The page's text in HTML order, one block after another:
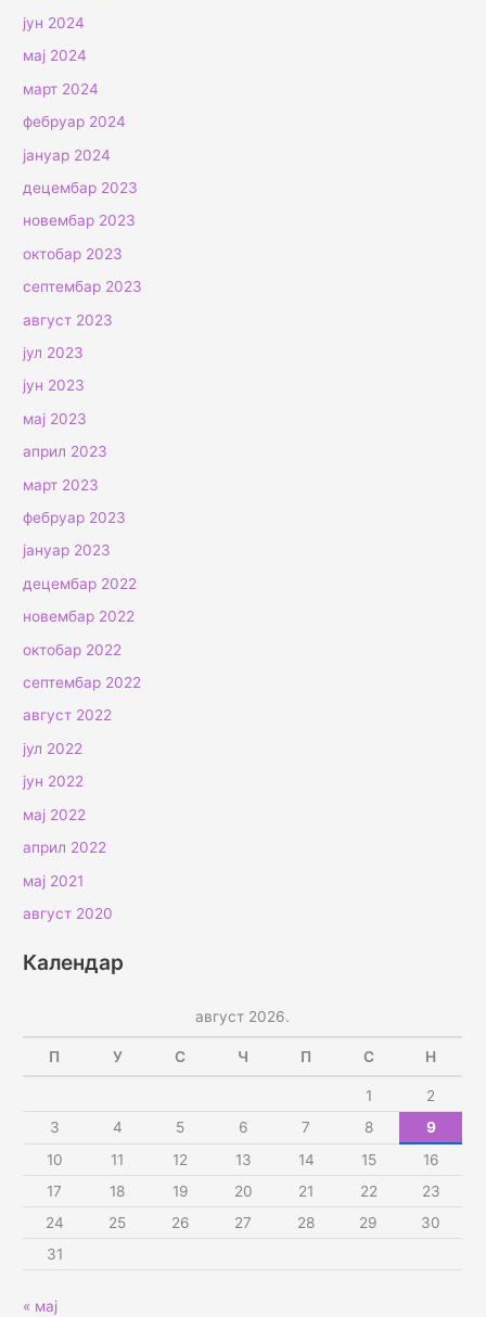
јун 2024
мај 2024
март 2024
фебруар 2024
јануар 2024
децембар 2023
новембар 2023
октобар 2023
септембар 2023
август 2023
јул 2023
јун 2023
мај 2023
април 2023
март 2023
фебруар 2023
јануар 2023
децембар 2022
новембар 2022
октобар 2022
септембар 2022
август 2022
јул 2022
јун 2022
мај 2022
април 2022
мај 2021
август 2020
Календар
август 2026.
П У С Ч П С Н
1
2
3
4 5 6 7 8
9
10
11 12 13 14 15
16
17
18 19 20 21 22
23
24
25 26 27 28 29
30
31
« мај